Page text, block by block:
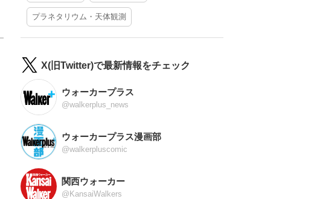
プラネタリウム・天体観測
X(旧Twitter)で最新情報をチェック
ウォーカープラス
@walkerplus_news
ウォーカープラス漫画部
@walkerpluscomic
関西ウォーカー
@KansaiWalkers